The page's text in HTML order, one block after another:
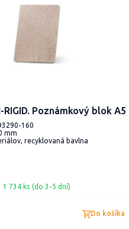
RIGID. Poznámkový blok A5
160
mm
recyklovaná bavlna
1 734 ks (do 3-5 dní)
Do košíka